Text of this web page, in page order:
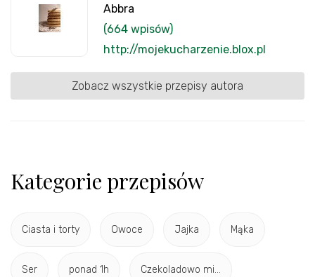
Abbra
(664 wpisów)
http://mojekucharzenie.blox.pl
Zobacz wszystkie przepisy autora
Kategorie przepisów
Ciasta i torty Owoce Jajka Mąka
Ser ponad 1h Czekoladowo mi...